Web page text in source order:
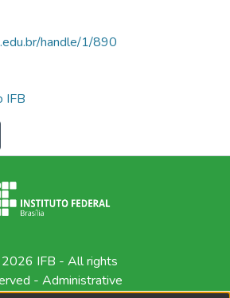
handle/1/890
IFB
2026 IFB - All rights
- Administrative